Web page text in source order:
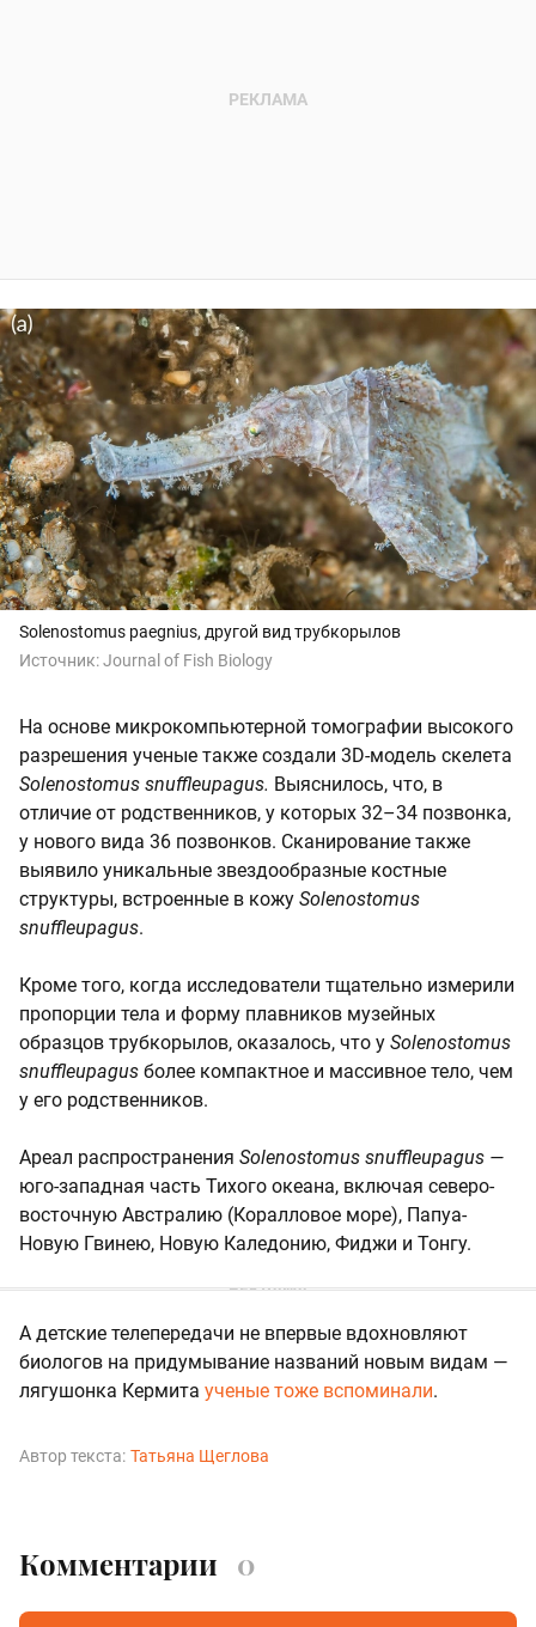
Solenostomus paegnius, другой вид трубкорылов
Источник:Journal of Fish Biology
На основе микрокомпьютерной томографии высокого
разрешения ученые также создали 3D-модель скелета
Solenostomus snuffleupagus. Выяснилось, что, в
отличие от родственников, у которых 32–34 позвонка,
у нового вида 36 позвонков. Сканирование также
выявило уникальные звездообразные костные
структуры, встроенные в кожу Solenostomus
snuffleupagus.
Кроме того, когда исследователи тщательно измерили
пропорции тела и форму плавников музейных
образцов трубкорылов, оказалось, что у Solenostomus
snuffleupagus более компактное и массивное тело, чем
у его родственников.
Ареал распространения Solenostomus snuffleupagus —
юго-западная часть Тихого океана, включая северо-
восточную Австралию (Коралловое море), Папуа-
Новую Гвинею, Новую Каледонию, Фиджи и Тонгу.
А детские телепередачи не впервые вдохновляют
биологов на придумывание названий новым видам —
лягушонка Кермита ученые тоже вспоминали.
Автор текста: Татьяна Щеглова
Комментарии 0